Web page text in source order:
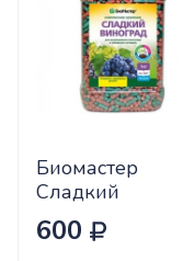
Биомастер
Сладкий
виноград компл.
мин. удобрение
600